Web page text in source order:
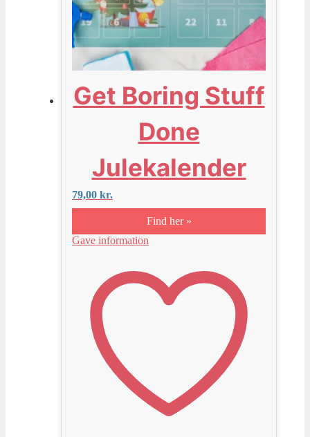
Get Boring Stuff
Done
Julekalender
79,00 kr.
Find her »
Gave information